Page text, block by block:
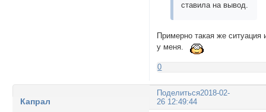
ставила на вывод.
Примерно такая же ситуация
у меня.
0
Поделиться2018-02-
26 12:49:44
Капрал